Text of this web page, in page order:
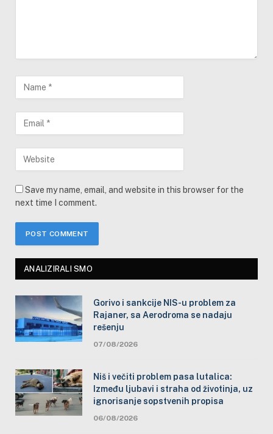
Save my name, email, and website in this browser for the
next time I comment.
ANALIZIRALI SMO
Gorivo i sankcije NIS-u problem za
Rajaner, sa Aerodroma se nadaju
rešenju
07/08/2026
Niš i večiti problem pasa lutalica:
Između ljubavi i straha od životinja, uz
ignorisanje sopstvenih propisa
06/08/2026